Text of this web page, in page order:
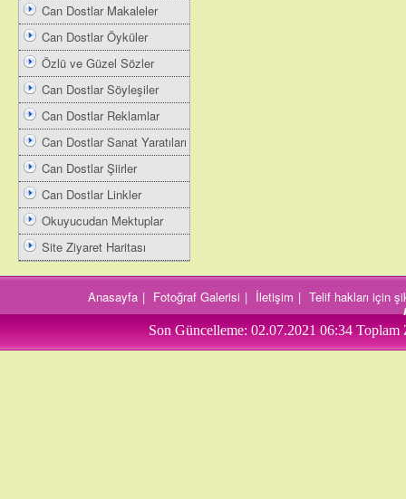
Can Dostlar Makaleler
Can Dostlar Öyküler
Özlü ve Güzel Sözler
Can Dostlar Söyleşiler
Can Dostlar Reklamlar
Can Dostlar Sanat Yaratıları
Can Dostlar Şiirler
Can Dostlar Linkler
Okuyucudan Mektuplar
Site Ziyaret Haritası
Anasayfa | Fotoğraf Galerisi | İletişim | Telif hakları için
Son Güncelleme: 02.07.2021 06:34 Toplam